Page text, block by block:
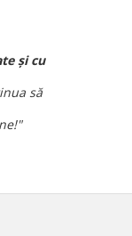
cadou
rapid și